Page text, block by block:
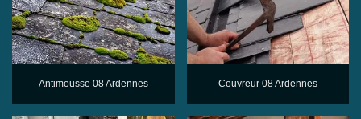
Antimousse 08 Ardennes Couvreur 08 Ardennes